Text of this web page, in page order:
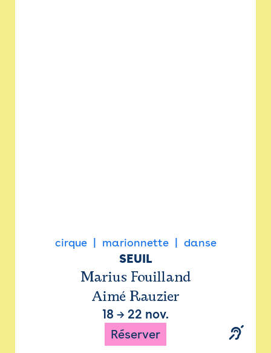
cirque marionnette danse
SEUIL
Marius Fouilland
Aimé Rauzier
18 → 22 nov.
Réserver